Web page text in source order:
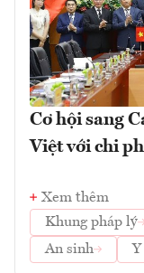
Cơ hội sang
Việt với chi
Xem thêm
Khung pháp lý
An sinh
Y